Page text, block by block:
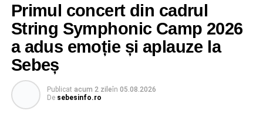
După două ediții organizate în Parcul Arini, competiția se
mută într-un nou decor, oferind participanților ocazia de a
concura într-un cadru natural deosebit. Evenimentul este
destinat copiilor și adolescenților cu vârste cuprinse între
5 și 18 ani, iar participarea este gratuită.
Organizatorii au pregătit trasee adaptate fiecărei categorii
de vârstă, astfel încât competiția să fie accesibilă atât
Primul concert din cadrul
String Symphonic Camp 2026
a adus emoție și aplauze la
Sebeș
Publicat acum 2 zileîn 05.08.2026
De sebesinfo.ro